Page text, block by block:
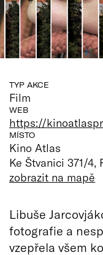
TYP AKCE
Film
WEB
https://
MÍSTO
Kino Atlas
Ke Štvanici 371/4,
zobrazit na mapě
Libuše
fotografie a
vzepřela všem